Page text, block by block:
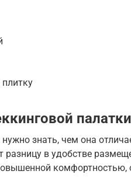
палатки
знать, чем она
в удобстве
комфортностью,